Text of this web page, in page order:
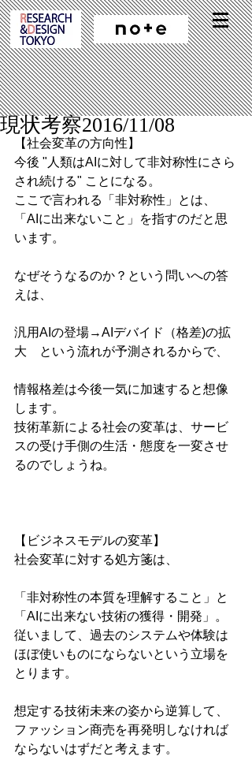
現状考察2016/11/08
【社会変革の方向性】
今後 "人類はAIに対して非対称性にさら
され続ける" ことになる。
ここで言われる「非対称性」とは、
「AIに出来ないこと」を指すのだと思
います。
なぜそうなるのか？という問いへの答
えは、
汎用AIの登場→AIデバイド（格差)の拡
大　という流れが予測されるからで、
情報格差は今後一気に加速すると想像
します。
技術革新による社会の変革は、サービ
スの受け手側の生活・態度を一変させ
るのでしょうね。
【ビジネスモデルの変革】
社会変革に対する処方箋は、
「非対称性の本質を理解すること」と
「AIに出来ない技術の獲得・開発」。
従いまして、過去のシステムや体験は
ほぼ使いものにならないという立場を
とります。
想定する技術未来の姿から逆算して、
ファッション商売を再発明しなければ
ならないはずだと考えます。